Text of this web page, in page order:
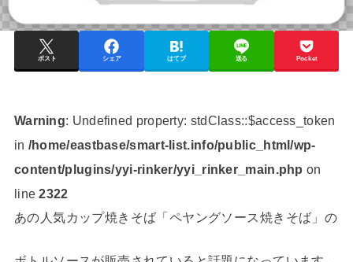
ポスト シェア はてブ 送る Pocket
Warning: Undefined property: stdClass::$access_token
in /home/eastbase/smart-list.info/public_html/wp-
content/plugins/yyi-rinker/yyi_rinker_main.php on
line2322
あの人気カップ焼きそば「ペヤングソース焼きそば」の